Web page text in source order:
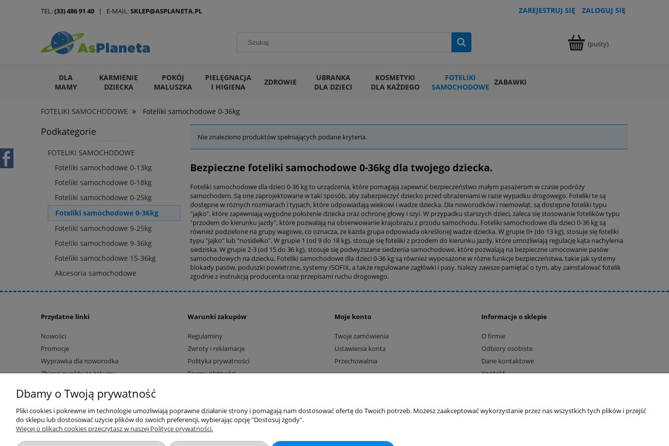
ZAREJESTRUJ SIĘ ZALOGUJ SIĘ
(pusty)
DLA
MAMY
KARMIENIE
DZIECKA
POKÓJ
MALUSZKA
PIELĘGNACJA
I HIGIENA
ZDROWIE
UBRANKA
DLA DZIECI
KOSMETYKI
DLA KAŻDEGO
FOTELIKI
SAMOCHODOWE ZABAWKI
ARTYKUŁY DLA ZWIERZĄT
FOTELIKI SAMOCHODOWE » Foteliki samochodowe 0-36kg
TEL:(33) 486 91 40 | E-MAIL:SKLEP@ASPLANETA.PL
Podkategorie
FOTELIKI SAMOCHODOWE
Foteliki samochodowe 0-13kg
Foteliki samochodowe 0-18kg
Foteliki samochodowe 0-25kg
Foteliki samochodowe 0-36kg
Foteliki samochodowe 9-25kg
Foteliki samochodowe 9-36kg
Foteliki samochodowe 15-36kg
Akcesoria samochodowe
Nie znaleziono produktów spełniających podane kryteria.
Bezpieczne foteliki samochodowe 0-36kg dla twojego dziecka.
Foteliki samochodowe dla dzieci 0-36 kg to urządzenia, które pomagają zapewnić bezpieczeństwo małym pasażerom w czasie podróży
samochodem. Są one zaprojektowane w taki sposób, aby zabezpieczyć dziecko przed obrażeniami w razie wypadku drogowego. Foteliki te są
dostępne w różnych rozmiarach i typach, które odpowiadają wiekowi i wadze dziecka. Dla noworodków i niemowląt, są dostępne foteliki typu
"jajko", które zapewniają wygodne położenie dziecka oraz ochronę głowy i szyi. W przypadku starszych dzieci, zaleca się stosowanie fotelików typu
"przodem do kierunku jazdy", które pozwalają na obserwowanie krajobrazu z przodu samochodu. Foteliki samochodowe dla dzieci 0-36 kg są
również podzielone na grupy wagowe, co oznacza, że każda grupa odpowiada określonej wadze dziecka. W grupie 0+ (do 13 kg), stosuje się foteliki
typu "jajko" lub "nosidełko". W grupie 1 (od 9 do 18 kg), stosuje się foteliki z przodem do kierunku jazdy, które umożliwiają regulację kąta nachylenia
siedziska. W grupie 2-3 (od 15 do 36 kg), stosuje się podwyższane siedzenia samochodowe, które pozwalają na bezpieczne umocowanie pasów
samochodowych na dziecku. Foteliki samochodowe dla dzieci 0-36 kg są również wyposażone w różne funkcje bezpieczeństwa, takie jak systemy
blokady pasów, poduszki powietrzne, systemy ISOFIX, a także regulowane zagłówki i pasy. Należy zawsze pamiętać o tym, aby zainstalować fotelik
zgodnie z instrukcją producenta oraz przepisami ruchu drogowego.
Przydatne linki
Nowości
Promocje
Wyprawka dla noworodka
Zbieraj punkty za zakupy
Warunki zakupów
Regulaminy
Zwroty i reklamacje
Polityka prywatności
Formy płatności
Moje konto
Twoje zamówienia
Ustawienia konta
Przechowalnia
Informacje o sklepie
O firmie
Odbiory osobiste
Dane kontaktowe
Kontakt
Sklep internetowy Shoper.pl
Dbamy o Twoją prywatność
Pliki cookies i pokrewne im technologie umożliwiają poprawne działanie strony i pomagają nam dostosować ofertę do Twoich potrzeb. Możesz zaakceptować wykorzystanie przez nas wszystkich tych plików i przejść
do sklepu lub dostosować użycie plików do swoich preferencji, wybierając opcję "Dostosuj zgody".
Więcej o plikach cookies przeczytasz w naszej Polityce prywatności.